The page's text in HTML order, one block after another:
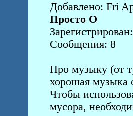
Добавлено: Fri
Просто О
Сообщения: 8
Про музыку (от
хорошая музыка
Чтобы
мусора,